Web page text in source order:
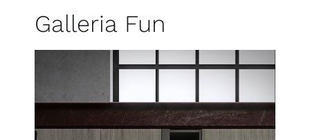
Galleria Fun